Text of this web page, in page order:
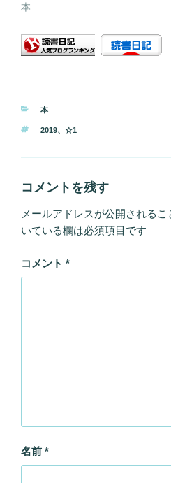
本
カ
ゴ
ー
本
タ
2019、 ☆1
コメントを残す
メールアドレスが公開されるこ
いている欄は必須項目です
コメント *
名前 *